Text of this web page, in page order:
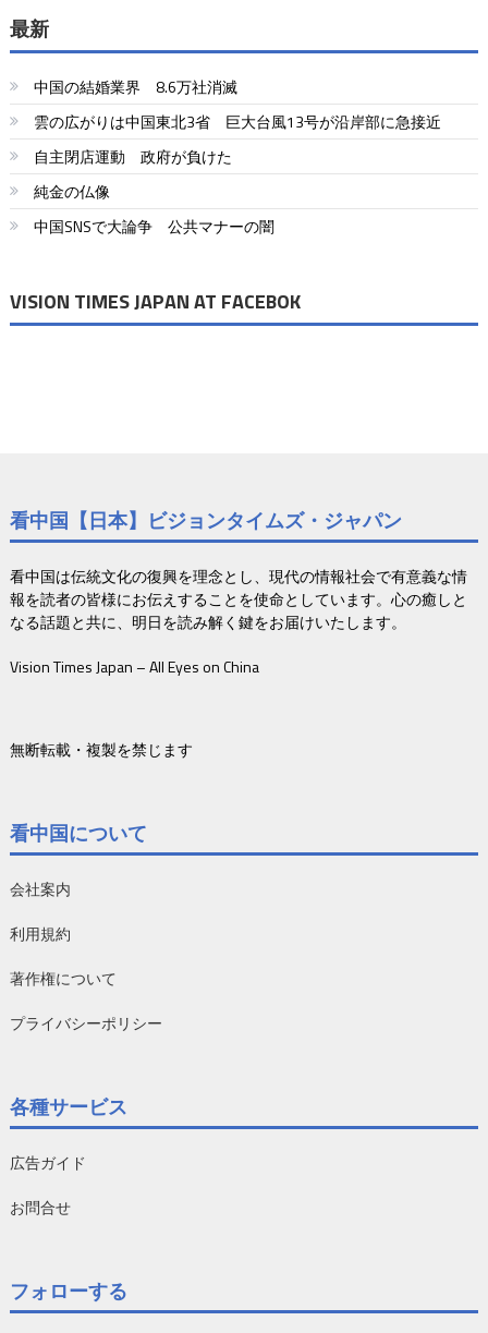
ナ
ビ
ゲ
ー
シ
ョ
最新
中国の結婚業界 8.6万社消滅
雲の広がりは中国東北3省 巨大台風13号が沿岸部に急接近
自主閉店運動 政府が負けた
純金の仏像
中国SNSで大論争 公共マナーの闇
VISION TIMES JAPAN AT FACEBOK
看中国【日本】ビジョンタイムズ・ジャパン
看中国は伝統文化の復興を理念とし、現代の情報社会で有意義な情
報を読者の皆様にお伝えすることを使命としています。心の癒しと
なる話題と共に、明日を読み解く鍵をお届けいたします。
Vision Times Japan – All Eyes on China
無断転載・複製を禁じます
看中国について
会社案内
利用規約
著作権について
プライバシーポリシー
各種サービス
広告ガイド
お問合せ
フォローする